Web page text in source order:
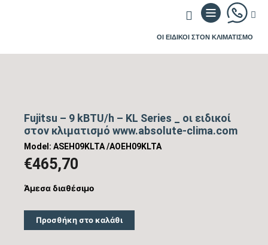
ΟΙ ΕΙΔΙΚΟΙ ΣΤΟΝ ΚΛΙΜΑΤΙΣΜΟ
Fujitsu – 9 kBTU/h – KL Series _ οι ειδικοί
στον κλιματισμό www.absolute-clima.com
Model: ASEH09KLTA /AOEH09KLTA
€465,70
Άμεσα διαθέσιμο
Προσθήκη στο καλάθι